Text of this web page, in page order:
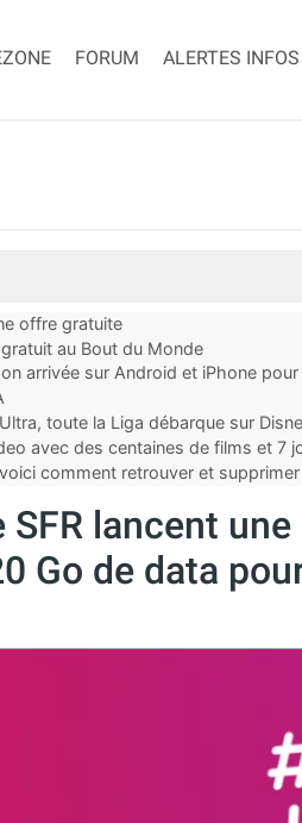
FORUM ALERTES INFOS
offre gratuite
au Bout du Monde
arrivée sur Android et iPhone pour
toute la Liga débarque sur
avec des centaines de films et 7
comment retrouver et
SFR lancent
Go de data